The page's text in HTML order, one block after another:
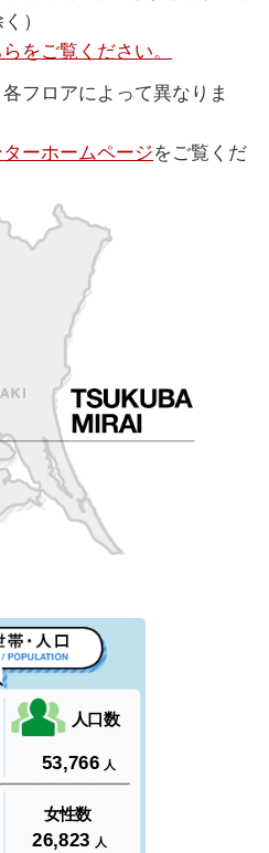
）
をご覧ください。
フロアによって異なりま
ーホームページをご覧くだ